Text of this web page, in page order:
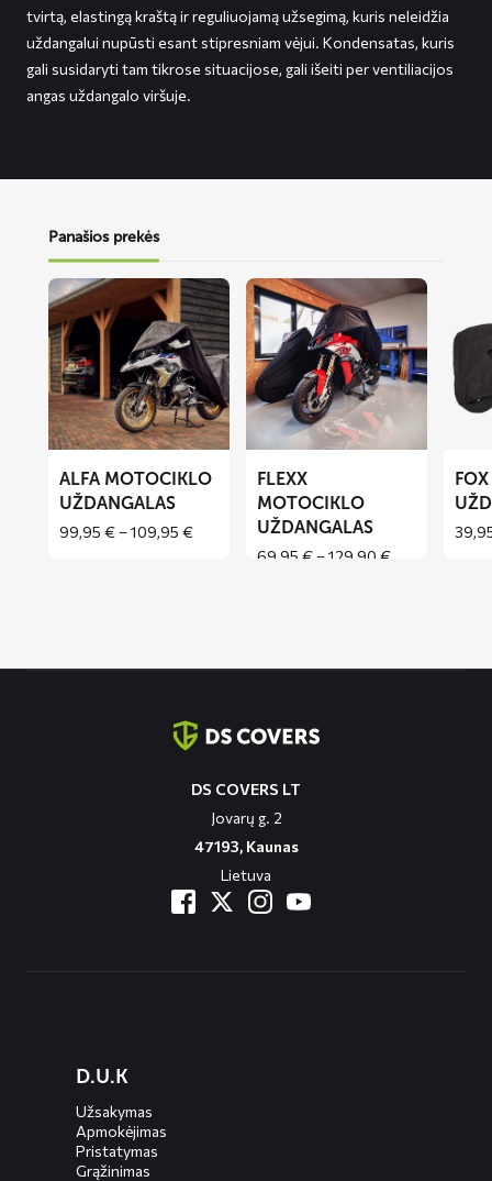
tvirtą, elastingą kraštą ir reguliuojamą užsegimą, kuris neleidžia
uždangalui nupūsti esant stipresniam vėjui. Kondensatas, kuris
gali susidaryti tam tikrose situacijose, gali išeiti per ventiliacijos
angas uždangalo viršuje.
Panašios prekės
Lees
meer
over
ALFA
motociklo
uždangalas
ALFA MOTOCIKLO
UŽDANGALAS
99,95 €–109,95 €Price
Lees
meer
over
FLEXX
motociklo
uždangalas
FLEXX
MOTOCIKLO
UŽDANGALAS
69,95€–129,90€Price
over
FOX
DS COVERS LT
Jovarų g. 2
47193, Kaunas
Lietuva
menusD.U.K
Užsakymas
Apmokėjimas
Pristatymas
Grąžinimas